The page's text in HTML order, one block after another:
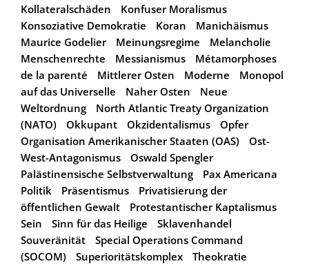
Kollateralschäden
Konfuser Moralismus
Konsoziative Demokratie
Koran
Manichäismus
Maurice Godelier
Meinungsregime
Melancholie
Menschenrechte
Messianismus
Métamorphoses
de la parenté
Mittlerer Osten Moderne
Monopol
auf das Universelle
Naher Osten
Neue
Weltordnung
North Atlantic Treaty Organization
(NATO)
Okkupant Okzidentalismus
Opfer
Organisation Amerikanischer Staaten (OAS)
Ost-
West-Antagonismus
Oswald Spengler
Palästinensische Selbstverwaltung
Pax Americana
Politik
Präsentismus
Privatisierung der
öffentlichen Gewalt
Protestantischer Kaptalismus
Sein
Sinn für das Heilige
Sklavenhandel
Souveränität
Special Operations Command
(SOCOM)
Superioritätskomplex
Theokratie